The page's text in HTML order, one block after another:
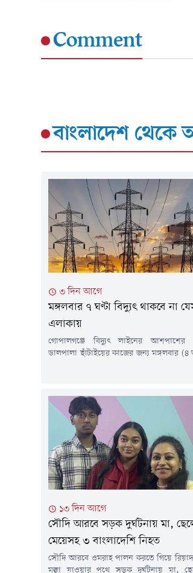
Comment
বাংলাদেশ থেকে
৩ দিন আগে
মঙ্গলবার ৭ ঘণ্টা বিদ্যুৎ থাকবে না
এলাকায়
গোপালগঞ্জে বিদ্যুৎ লাইনের আশপাশের
ডালপালা ছাঁটাইয়ের কাজের জন্য মঙ্গলবার (৪
প্রকাশিত এক বিজ্ঞপ্তিতে জানানো হয়, ঝড়-
নিরবচ্ছিন্ন বিদ্যুৎ সরবরাহ নিশ্চিত করা এবং
বিভ্রাট এড়াতে এই রক্ষণাবেক্ষণ কার্যক্রম...
১৩ দিন আগে
সৌদি আরবে সড়ক দুর্ঘটনায় মা,
মেয়েসহ ৩ বাংলাদেশি নিহত
সৌদি আরবে ওমরাহ পালন করতে গিয়ে
মক্কা যাওয়ার পথে সড়ক দুর্ঘটনায় মা,